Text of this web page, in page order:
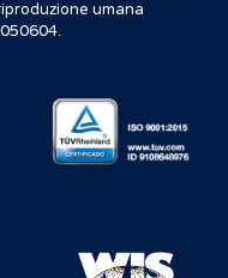
umana